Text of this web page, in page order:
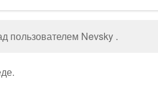
пользователем Nevsky .